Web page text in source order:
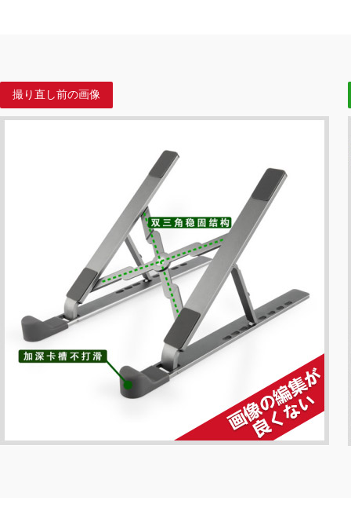
撮り直し前の画像